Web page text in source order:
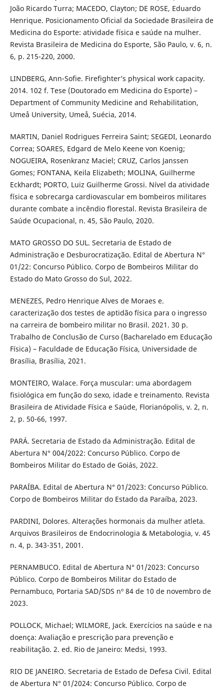
João Ricardo Turra; MACEDO, Clayton; DE ROSE, Eduardo
Henrique. Posicionamento Oficial da Sociedade Brasileira de
Medicina do Esporte: atividade física e saúde na mulher.
Revista Brasileira de Medicina do Esporte, São Paulo, v. 6, n.
6, p. 215-220, 2000.
LINDBERG, Ann-Sofie. Firefighter’s physical work capacity.
2014. 102 f. Tese (Doutorado em Medicina do Esporte) –
Department of Community Medicine and Rehabilitation,
Umeå University, Umeå, Suécia, 2014.
MARTIN, Daniel Rodrigues Ferreira Saint; SEGEDI, Leonardo
Correa; SOARES, Edgard de Melo Keene von Koenig;
NOGUEIRA, Rosenkranz Maciel; CRUZ, Carlos Janssen
Gomes; FONTANA, Keila Elizabeth; MOLINA, Guilherme
Eckhardt; PORTO, Luiz Guilherme Grossi. Nível da atividade
física e sobrecarga cardiovascular em bombeiros militares
durante combate a incêndio florestal. Revista Brasileira de
Saúde Ocupacional, n. 45, São Paulo, 2020.
MATO GROSSO DO SUL. Secretaria de Estado de
Administração e Desburocratização. Edital de Abertura N°
01/22: Concurso Público. Corpo de Bombeiros Militar do
Estado do Mato Grosso do Sul, 2022.
MENEZES, Pedro Henrique Alves de Moraes e.
caracterização dos testes de aptidão física para o ingresso
na carreira de bombeiro militar no Brasil. 2021. 30 p.
Trabalho de Conclusão de Curso (Bacharelado em Educação
Física) – Faculdade de Educação Física, Universidade de
Brasília, Brasília, 2021.
MONTEIRO, Walace. Força muscular: uma abordagem
fisiológica em função do sexo, idade e treinamento. Revista
Brasileira de Atividade Física e Saúde, Florianópolis, v. 2, n.
2, p. 50-66, 1997.
PARÁ. Secretaria de Estado da Administração. Edital de
Abertura N° 004/2022: Concurso Público. Corpo de
Bombeiros Militar do Estado de Goiás, 2022.
PARAÍBA. Edital de Abertura N° 01/2023: Concurso Público.
Corpo de Bombeiros Militar do Estado da Paraíba, 2023.
PARDINI, Dolores. Alterações hormonais da mulher atleta.
Arquivos Brasileiros de Endocrinologia & Metabologia, v. 45
n. 4, p. 343-351, 2001.
PERNAMBUCO. Edital de Abertura N° 01/2023: Concurso
Público. Corpo de Bombeiros Militar do Estado de
Pernambuco, Portaria SAD/SDS nº 84 de 10 de novembro de
2023.
POLLOCK, Michael; WILMORE, Jack. Exercícios na saúde e na
doença: Avaliação e prescrição para prevenção e
reabilitação. 2. ed. Rio de Janeiro: Medsi, 1993.
RIO DE JANEIRO. Secretaria de Estado de Defesa Civil. Edital
de Abertura N° 01/2024: Concurso Público. Corpo de